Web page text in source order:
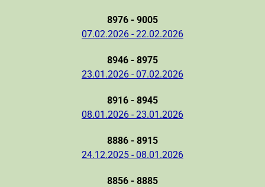
8976 - 9005
07.02.2026 - 22.02.2026
8946 - 8975
23.01.2026 - 07.02.2026
8916 - 8945
08.01.2026 - 23.01.2026
8886 - 8915
24.12.2025 - 08.01.2026
8856 - 8885